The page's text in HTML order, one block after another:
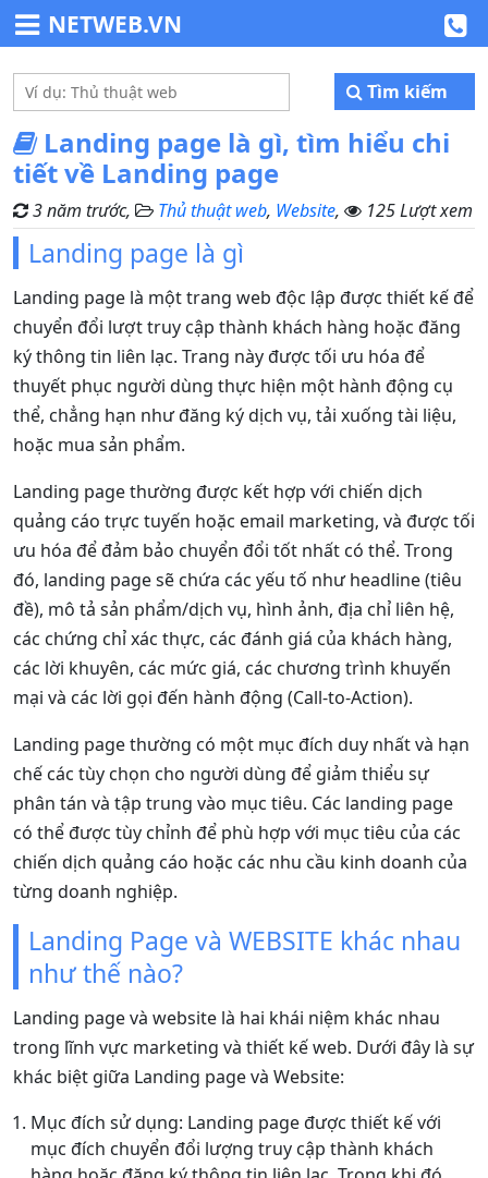
NETWEB.VN
Tìm kiếm
Landing page là gì, tìm hiểu chi
tiết về Landing page
3 năm trước, Thủ thuật web, Website, 125 Lượt xem
Landing page là gì
Landing page là một trang web độc lập được thiết kế để
chuyển đổi lượt truy cập thành khách hàng hoặc đăng
ký thông tin liên lạc. Trang này được tối ưu hóa để
thuyết phục người dùng thực hiện một hành động cụ
thể, chẳng hạn như đăng ký dịch vụ, tải xuống tài liệu,
hoặc mua sản phẩm.
Landing page thường được kết hợp với chiến dịch
quảng cáo trực tuyến hoặc email marketing, và được tối
ưu hóa để đảm bảo chuyển đổi tốt nhất có thể. Trong
đó, landing page sẽ chứa các yếu tố như headline (tiêu
đề), mô tả sản phẩm/dịch vụ, hình ảnh, địa chỉ liên hệ,
các chứng chỉ xác thực, các đánh giá của khách hàng,
các lời khuyên, các mức giá, các chương trình khuyến
mại và các lời gọi đến hành động (Call-to-Action).
Landing page thường có một mục đích duy nhất và hạn
chế các tùy chọn cho người dùng để giảm thiểu sự
phân tán và tập trung vào mục tiêu. Các landing page
có thể được tùy chỉnh để phù hợp với mục tiêu của các
chiến dịch quảng cáo hoặc các nhu cầu kinh doanh của
từng doanh nghiệp.
Landing Page và WEBSITE khác nhau
như thế nào?
Landing page và website là hai khái niệm khác nhau
trong lĩnh vực marketing và thiết kế web. Dưới đây là sự
khác biệt giữa Landing page và Website:
Mục đích sử dụng: Landing page được thiết kế với
mục đích chuyển đổi lượng truy cập thành khách